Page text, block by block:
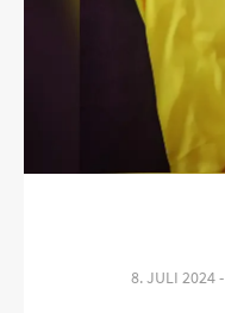
8. JULI 2024 -